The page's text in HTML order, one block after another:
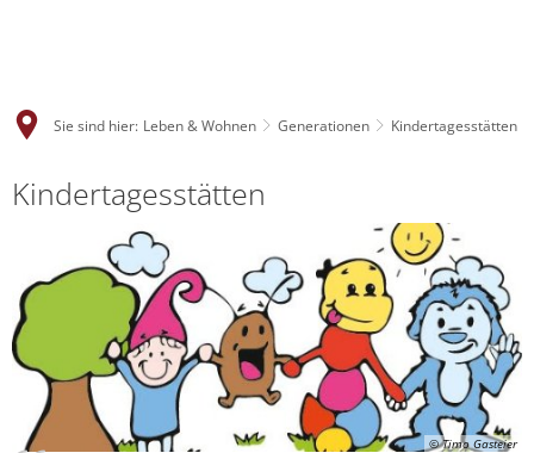
Sie sind hier: Leben & Wohnen Generationen Kindertagesstätten
Kindertagesstätten
© Timo Gasteier